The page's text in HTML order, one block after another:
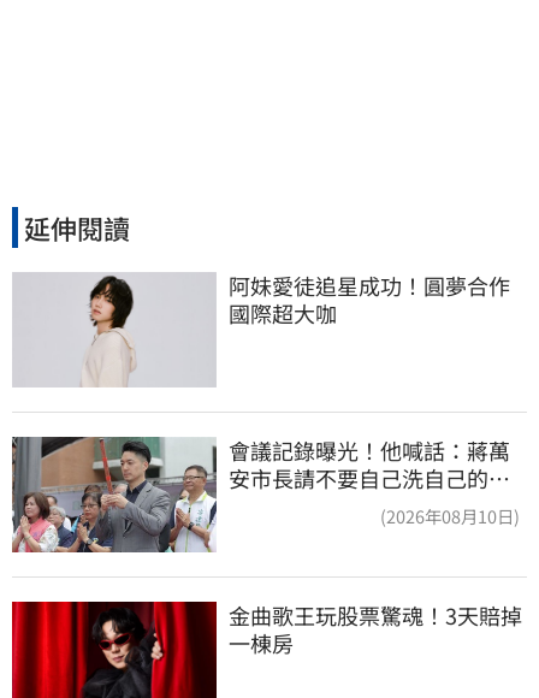
延伸閱讀
阿妹愛徒追星成功！圓夢合作
國際超大咖
會議記錄曝光！他喊話：蔣萬
安市長請不要自己洗自己的記
(2026年08月10日)
金曲歌王玩股票驚魂！3天賠掉
一棟房